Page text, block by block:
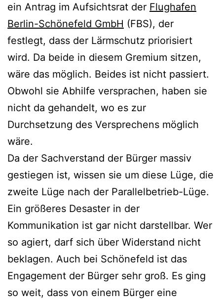
ein Antrag im Aufsichtsrat der Flughafen
Berlin-Schönefeld GmbH (FBS), der
festlegt, dass der Lärmschutz priorisiert
wird. Da beide in diesem Gremium sitzen,
wäre das möglich. Beides ist nicht passiert.
Obwohl sie Abhilfe versprachen, haben sie
nicht da gehandelt, wo es zur
Durchsetzung des Versprechens möglich
wäre.
Da der Sachverstand der Bürger massiv
gestiegen ist, wissen sie um diese Lüge, die
zweite Lüge nach der Parallelbetrieb-Lüge.
Ein größeres Desaster in der
Kommunikation ist gar nicht darstellbar. Wer
so agiert, darf sich über Widerstand nicht
beklagen. Auch bei Schönefeld ist das
Engagement der Bürger sehr groß. Es ging
so weit, dass von einem Bürger eine